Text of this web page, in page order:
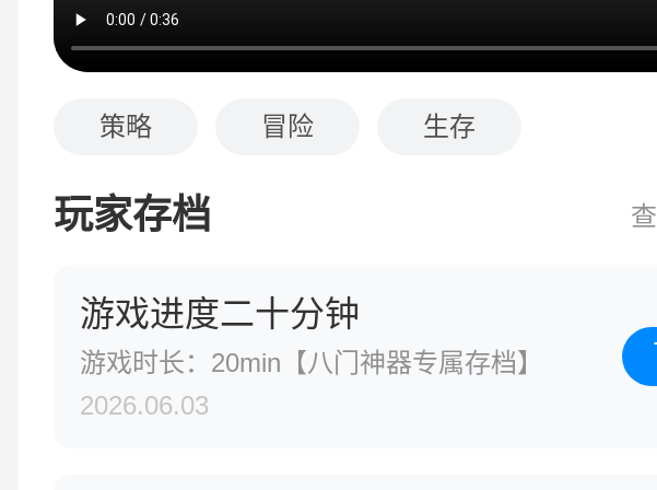
策略 冒险 生存
玩家存档
游戏进度二十分钟
游戏时长：20min【八门神器专属存档】
2026.06.03